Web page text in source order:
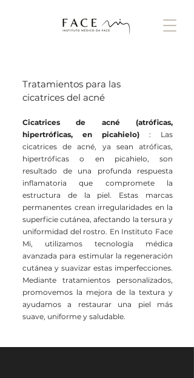
Tratamientos para las
cicatrices del acné
Cicatrices de acné (atróficas,
hipertróficas, en picahielo) : Las
cicatrices de acné, ya sean atróficas,
hipertróficas o en picahielo, son
resultado de una profunda respuesta
inflamatoria que compromete la
estructura de la piel. Estas marcas
permanentes crean irregularidades en la
superficie cutánea, afectando la tersura y
uniformidad del rostro. En Instituto Face
Mi, utilizamos tecnología médica
avanzada para estimular la regeneración
cutánea y suavizar estas imperfecciones.
Mediante tratamientos personalizados,
promovemos la mejora de la textura y
ayudamos a restaurar una piel más
suave, uniforme y saludable.